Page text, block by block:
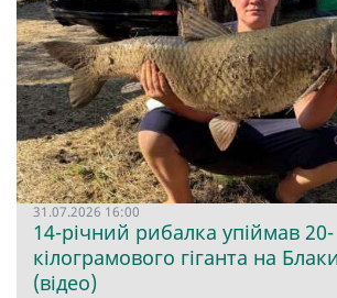
31.07.2026 16:00
14-річний рибалка упіймав 20-
кілограмового гіганта на
(відео)